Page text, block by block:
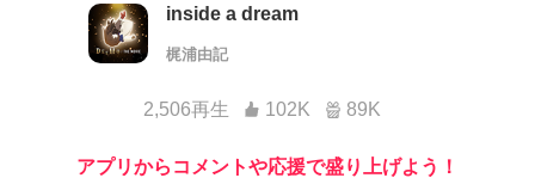
inside a dream
梶浦由記
2,506再生 102K 89K
アプリからコメントや応援で盛り上げよう！